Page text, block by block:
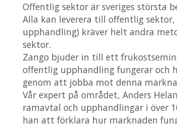
Offentlig sektor är sveriges största
Alla kan leverera till offentlig
upphandling) kräver helt andra
sektor.
Zango bjuder in till ett
offentlig upphandling fungerar och
genom att jobba mot denna
Vår expert på området, Anders
ramavtal och upphandlingar i över
han att förklara hur marknaden